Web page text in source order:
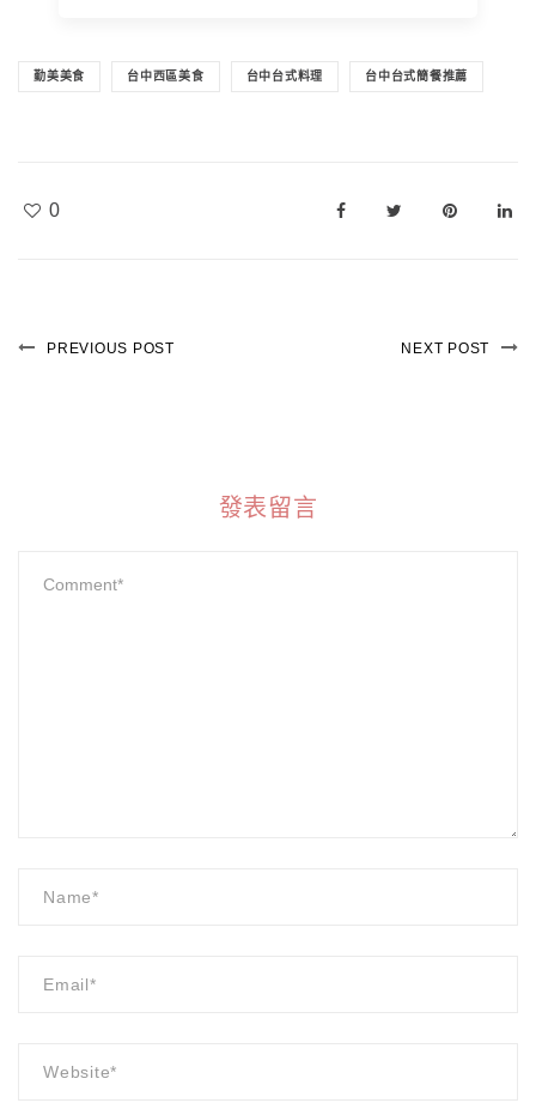
勤美美食 台中西區美食 台中台式料理 台中台式簡餐推薦
0
PREVIOUS POST NEXT POST
發表留言